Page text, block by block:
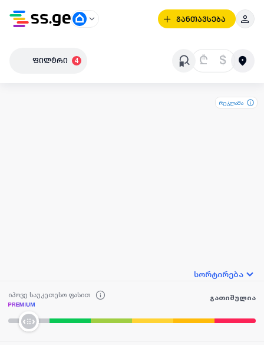
განთავსება
ფილტრი 4 ₾ $
რეკლამა
სორტირება
იპოვე საუკეთესო ფასით გათიშულია